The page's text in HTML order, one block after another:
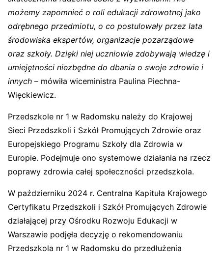
możemy zapomnieć o roli edukacji zdrowotnej jako
odrębnego przedmiotu, o co postulowały przez lata
środowiska ekspertów, organizacje pozarządowe
oraz szkoły. Dzięki niej uczniowie zdobywają wiedzę i
umiejętności niezbędne do dbania o swoje zdrowie i
innych – mówiła wiceministra Paulina Piechna-
Więckiewicz.
Przedszkole nr 1 w Radomsku należy do Krajowej
Sieci Przedszkoli i Szkół Promujących Zdrowie oraz
Europejskiego Programu Szkoły dla Zdrowia w
Europie. Podejmuje ono systemowe działania na rzecz
poprawy zdrowia całej społeczności przedszkola.
W październiku 2024 r. Centralna Kapituła Krajowego
Certyfikatu Przedszkoli i Szkół Promujących Zdrowie
działającej przy Ośrodku Rozwoju Edukacji w
Warszawie podjęła decyzję o rekomendowaniu
Przedszkola nr 1 w Radomsku do przedłużenia